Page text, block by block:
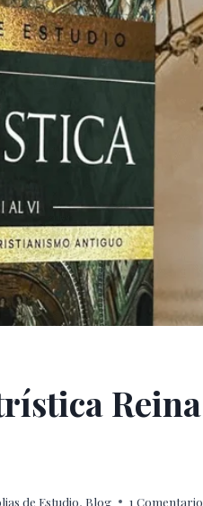
Reina
de Estudio, Blog 1 Comentario